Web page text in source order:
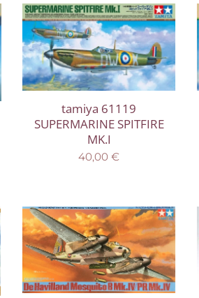
tamiya 61119
SUPERMARINE SPITFIRE
MK.I
40,00 €